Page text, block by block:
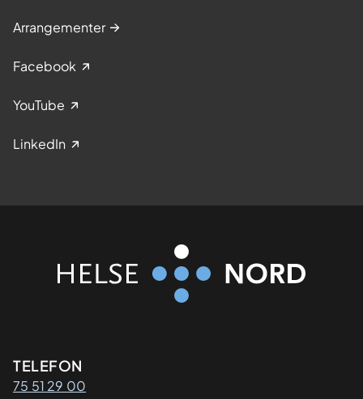
Arrangementer
Facebook
YouTube
LinkedIn
Kontaktinformasjon
TELEFON
75 51 29 00